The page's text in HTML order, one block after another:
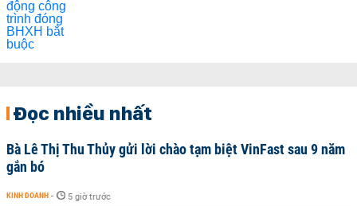
Đọc nhiều nhất
Bà Lê Thị Thu Thủy gửi lời chào tạm biệt VinFast sau 9 năm
gắn bó
KINH DOANH - 5 giờ trước